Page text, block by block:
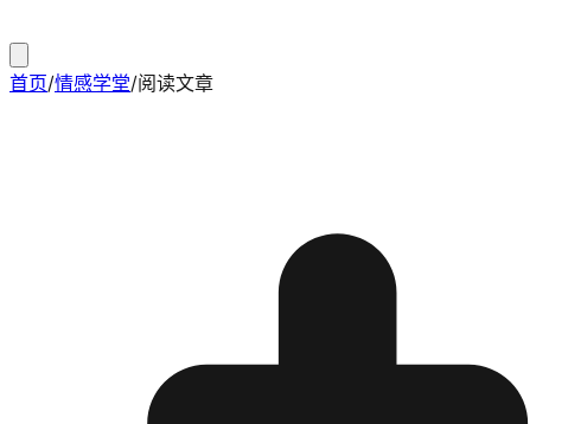
首页/情感学堂/阅读文章